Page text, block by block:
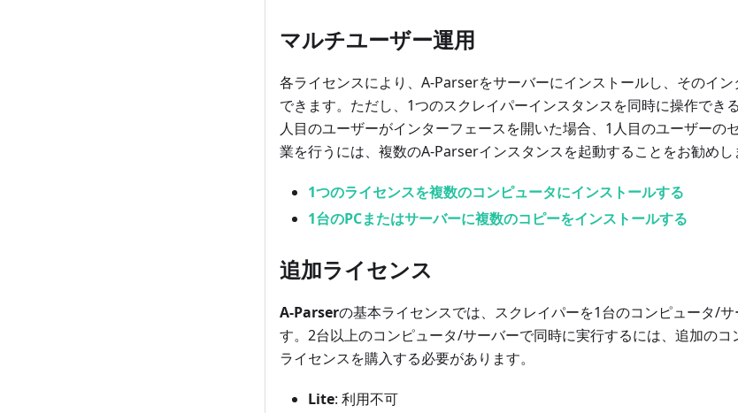
マルチユーザー運用
各ライセンスにより、A-Parserをサーバーにインストールし、そのイ
できます。ただし、1つのスクレイパーインスタンスを同時に操作でき
人目のユーザーがインターフェースを開いた場合、1人目のユーザーの
業を行うには、複数のA-Parserインスタンスを起動することをお勧めし
1つのライセンスを複数のコンピュータにインストールする
1台のPCまたはサーバーに複数のコピーをインストールする
追加ライセンス
A-Parserの基本ライセンスでは、スクレイパーを1台のコンピュータ/
す。2台以上のコンピュータ/サーバーで同時に実行するには、追加の
ライセンスを購入する必要があります。
Lite: 利用不可